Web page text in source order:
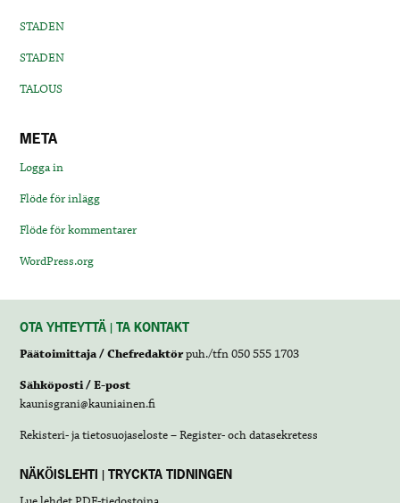
STADEN
STADEN
TALOUS
META
Logga in
Flöde för inlägg
Flöde för kommentarer
WordPress.org
OTA YHTEYTTÄ | TA KONTAKT
Päätoimittaja / Chefredaktörpuh./tfn 050 555 1703
Sähköposti / E-post
kaunisgrani@kauniainen.fi
Rekisteri- ja tietosuojaseloste – Register- och datasekretess
NÄKÖISLEHTI | TRYCKTA TIDNINGEN